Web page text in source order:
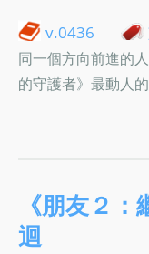
v.0436
同一個方向前進的
的守護者》最動人
《朋友２
迴